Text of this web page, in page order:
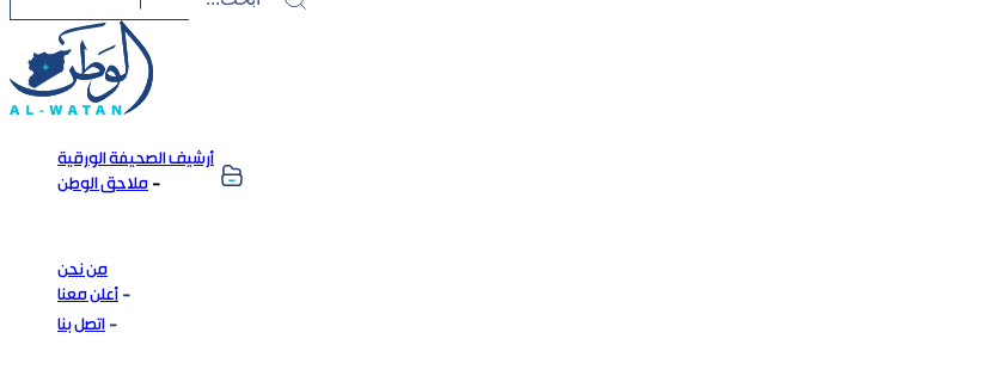
أرشيف الصحيفة الورقية
ملاحق الوطن
من نحن
أعلن معنا
اتصل بنا